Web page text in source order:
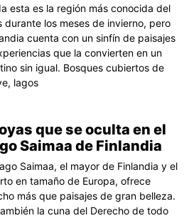
esta es la región más conocida del
durante los meses de invierno, pero
cuenta con un sinfín de paisajes
que la convierten en un
sin igual. Bosques cubiertos de
lagos
que se oculta en el
Saimaa de Finlandia
Saimaa, el mayor de Finlandia y el
en tamaño de Europa, ofrece
más que paisajes de gran belleza.
la cuna del Derecho de todo